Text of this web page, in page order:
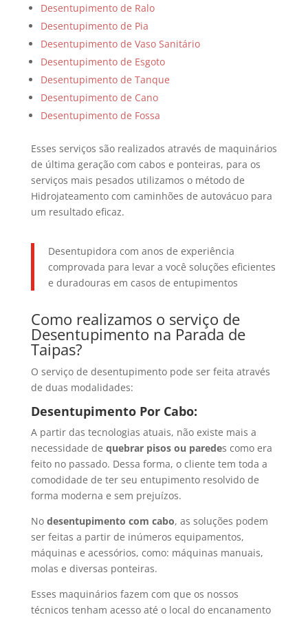
Desentupimento de Ralo
Desentupimento de Pia
Desentupimento de Vaso Sanitário
Desentupimento de Esgoto
Desentupimento de Tanque
Desentupimento de Cano
Desentupimento de Fossa
Esses serviços são realizados através de maquinários
de última geração com cabos e ponteiras, para os
serviços mais pesados utilizamos o método de
Hidrojateamento com caminhões de autovácuo para
um resultado eficaz.
Desentupidora com anos de experiência
comprovada para levar a você soluções eficientes
e duradouras em casos de entupimentos
Como realizamos o serviço de
Desentupimento na Parada de
Taipas?
O serviço de desentupimento pode ser feita através
de duas modalidades:
Desentupimento Por Cabo:
A partir das tecnologias atuais, não existe mais a
necessidade de quebrar pisos ou paredes como era
feito no passado. Dessa forma, o cliente tem toda a
comodidade de ter seu entupimento resolvido de
forma moderna e sem prejuízos.
No desentupimento com cabo, as soluções podem
ser feitas a partir de inúmeros equipamentos,
máquinas e acessórios, como: máquinas manuais,
molas e diversas ponteiras.
Esses maquinários fazem com que os nossos
técnicos tenham acesso até o local do encanamento